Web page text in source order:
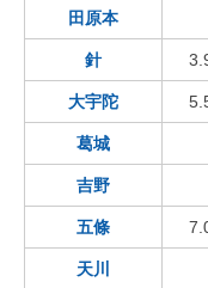
田原本
針
大宇陀
葛城
吉野
五條
天川